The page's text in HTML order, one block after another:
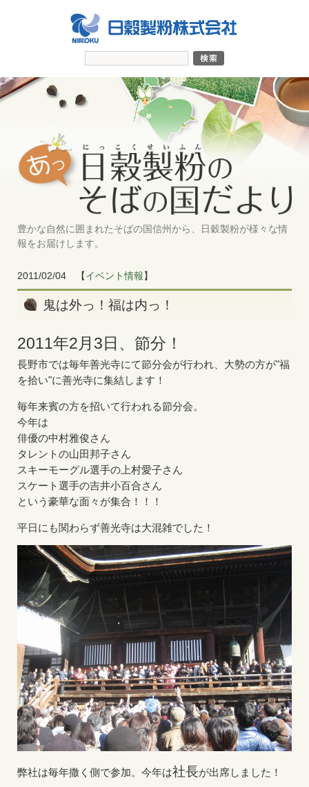
豊かな自然に囲まれたそばの国信州から、日穀製粉が様々な情
報をお届けします。
2011/02/04 【イベント情報】
鬼は外っ！福は内っ！
2011年2月3日、節分！
長野市では毎年善光寺にて節分会が行われ、大勢の方が"福
を拾い"に善光寺に集結します！
毎年来賓の方を招いて行われる節分会。
今年は
俳優の中村雅俊さん
タレントの山田邦子さん
スキーモーグル選手の上村愛子さん
スケート選手の吉井小百合さん
という豪華な面々が集合！！！
平日にも関わらず善光寺は大混雑でした！
弊社は毎年撒く側で参加。今年は社長が出席しました！